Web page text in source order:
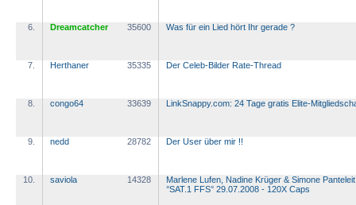
6. Dreamcatcher 35600 Was für ein Lied hört Ihr gerade ?
7. Herthaner 35335 Der Celeb-Bilder Rate-Thread
8. congo64 33639 LinkSnappy.com: 24 Tage gratis Elite-
9. nedd 28782 Der User über mir !!
10. saviola 14328
Marlene Lufen, Nadine Krüger & Simone
°SAT.1 FFS° 29.07.2008 - 120X Caps